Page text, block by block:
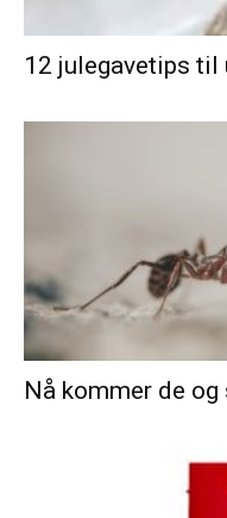
12 julegavetips til
Nå kommer de